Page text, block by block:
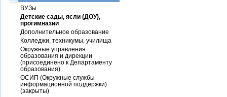
ВУЗы
Детские сады, ясли (ДОУ),
прогимназии
Дополнительное образование
Колледжи, техникумы, училища
Окружные управления
образования и дирекции
(присоединено к Департаменту
образования)
ОСИП (Окружные службы
информационной поддержки)
(закрыты)